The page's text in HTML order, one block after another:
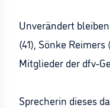
Unverändert
(41), Sönke
Mitglieder der dfv-
Sprecherin dieses